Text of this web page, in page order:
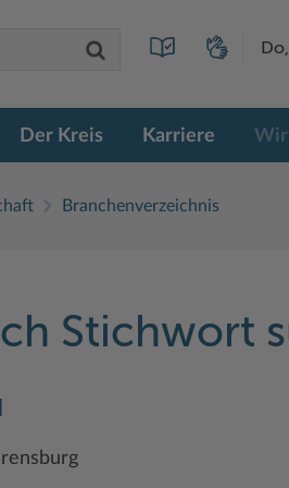
Der Kreis Karriere
Branchenverzeichnis
Stichwort